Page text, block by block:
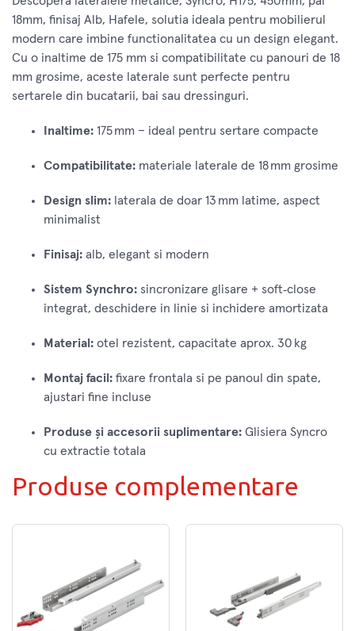
18mm, finisaj Alb, Hafele, solutia ideala pentru mobilierul
modern care imbine functionalitatea cu un design elegant.
Cu o inaltime de 175 mm si compatibilitate cu panouri de 18
mm grosime, aceste laterale sunt perfecte pentru
sertarele din bucatarii, bai sau dressinguri.
Inaltime: 175 mm – ideal pentru sertare compacte
Compatibilitate: materiale laterale de 18 mm grosime
Design slim: laterala de doar 13 mm latime, aspect
minimalist
Finisaj: alb, elegant si modern
Sistem Synchro: sincronizare glisare + soft‑close
integrat, deschidere in linie si inchidere amortizata
Material: otel rezistent, capacitate aprox. 30 kg
Montaj facil: fixare frontala si pe panoul din spate,
ajustari fine incluse
Produse şi accesorii suplimentare: Glisiera Syncro
cu extractie totala
Produse complementare